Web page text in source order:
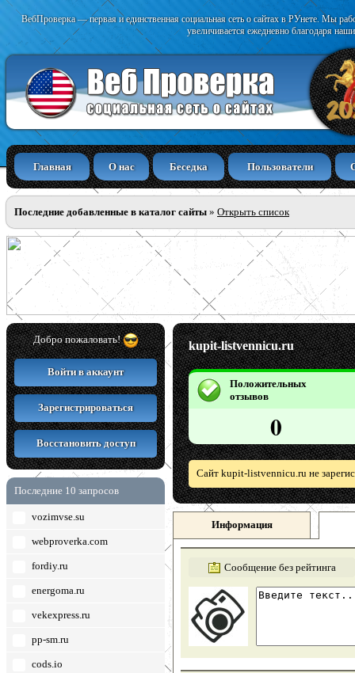
ВебПроверка — первая и единственная социальная сеть о сайтах в РУнете. Мы
увеличивается ежедневно благодаря
Главная О нас Беседка Пользователи
Последние добавленные в каталог сайты » Открыть список
Добро пожаловать!
Войти в аккаунт
Зарегистрироваться
Восстановить доступ
Последние 10 запросов
vozimvse.su
webproverka.com
fordiy.ru
energoma.ru
vekexpress.ru
pp-sm.ru
cods.io
kupit-listvennicu.ru
Положительных
отзывов
0
Сайт kupit-listvennicu.ru не
Информация
Сообщение без рейтинга